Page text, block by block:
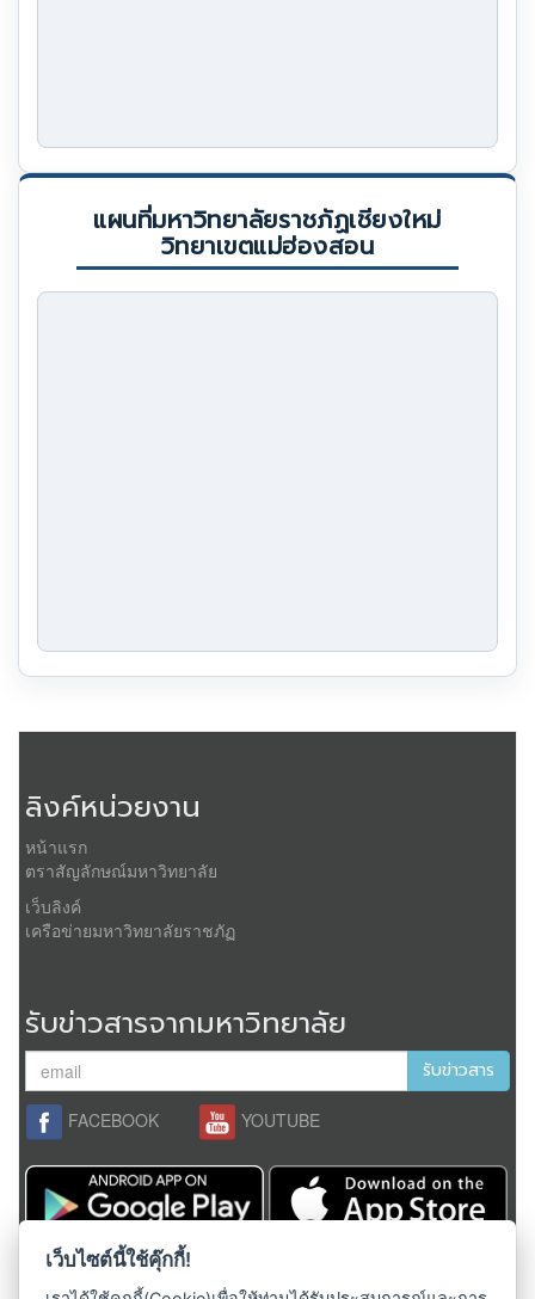
แผนที่มหาวิทยาลัยราชภัฏเชียงใหม่
วิทยาเขตแม่ฮ่องสอน
ลิงค์หน่วยงาน
หน้าแรก
ตราสัญลักษณ์มหาวิทยาลัย
เว็บลิงค์
เครือข่ายมหาวิทยาลัยราชภัฏ
รับข่าวสารจากมหาวิทยาลัย
รับข่าวสาร
FACEBOOK YOUTUBE
สงวนลิขสิทธิ์ 2558,
admin@cmru.ac.th
เว็บไซต์นี้ใช้คุ๊กกี้!